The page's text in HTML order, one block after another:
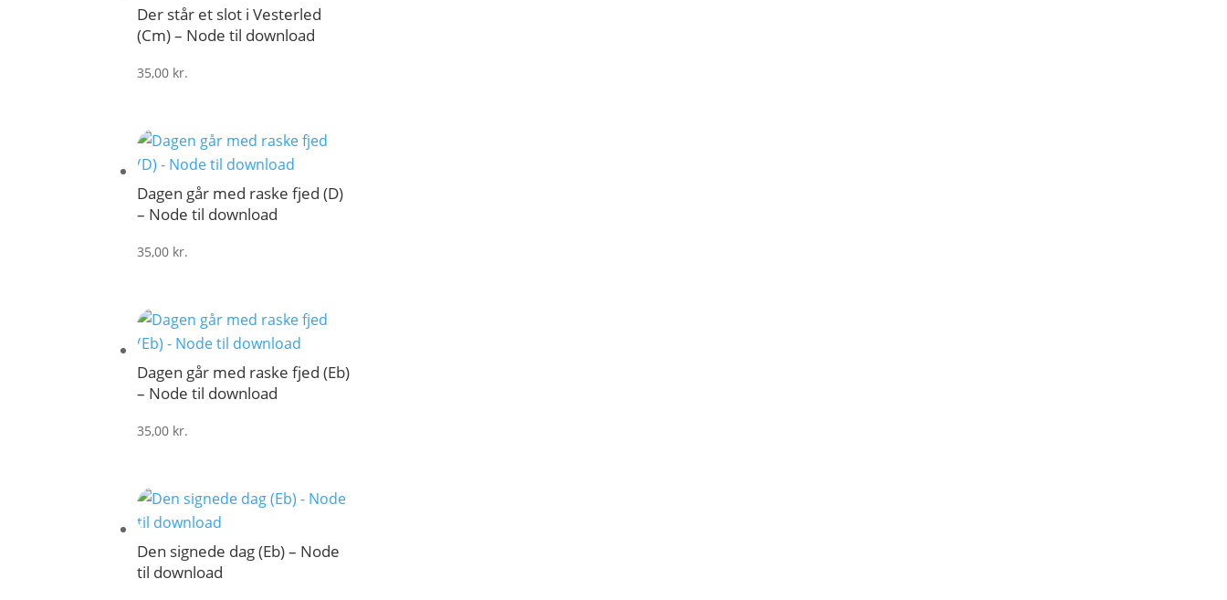
Der står et slot i Vesterled
(Cm) – Node til download
35,00 kr.
Dagen går med raske fjed (D)
– Node til download
35,00 kr.
Dagen går med raske fjed (Eb)
– Node til download
35,00 kr.
Den signede dag (Eb) – Node
til download